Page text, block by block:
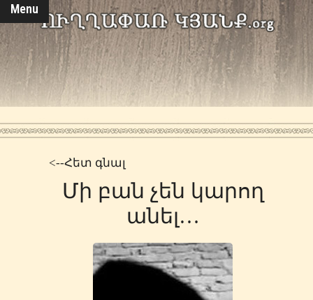
Menu
<--Հետ գնալ
Մի բան չեն կարող
անել…